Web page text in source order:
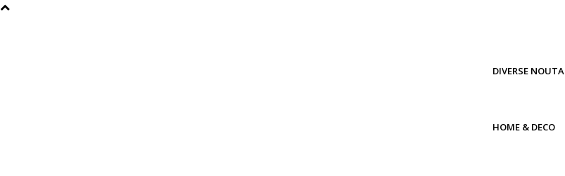
DIVERSE
HOME & DECO